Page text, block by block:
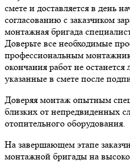
смете и доставляется в день
согласованию с заказчиком
монтажная бригада
Доверьте все необходимые
профессиональным
окончания работ не
указанные в смете после
Доверяя монтаж опытным
близких от непредвиденных
отопительного оборудования.
На завершающем этапе
монтажной бригады на